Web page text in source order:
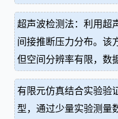
超声波检测法：利用超
间接推断压力分布。该
但空间分辨率有限，数
有限元仿真结合实验验
型，通过少量实验测量